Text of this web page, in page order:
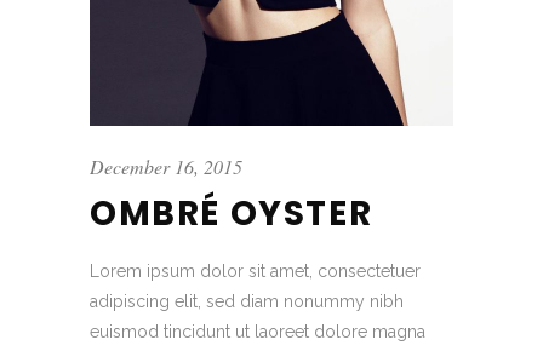
December 16, 2015
OMBRÉ OYSTER
Lorem ipsum dolor sit amet, consectetuer
adipiscing elit, sed diam nonummy nibh
euismod tincidunt ut laoreet dolore magna